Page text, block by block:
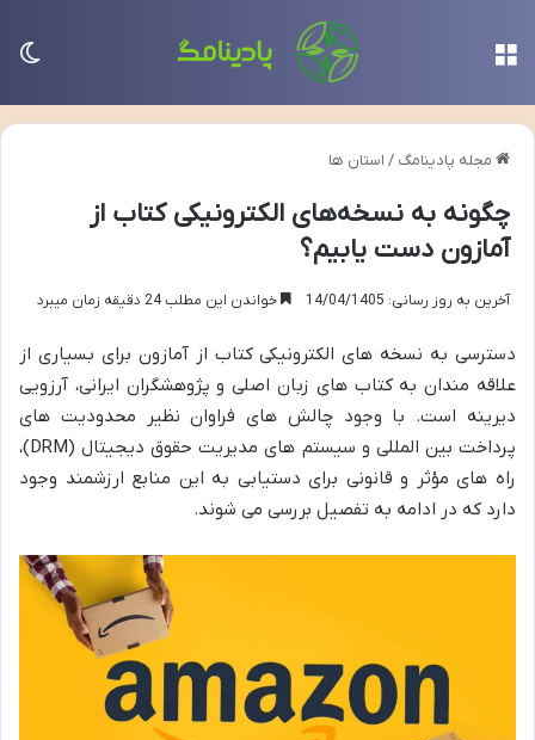
مجله پادینامگ / استان ها
چگونه به نسخه‌های الکترونیکی کتاب از
آمازون دست یابیم؟
آخرین به روز رسانی: 14/04/1405 خواندن این مطلب 24 دقیقه زمان میبرد
دسترسی به نسخه های الکترونیکی کتاب از آمازون برای بسیاری از
علاقه مندان به کتاب های زبان اصلی و پژوهشگران ایرانی، آرزویی
دیرینه است. با وجود چالش های فراوان نظیر محدودیت های
پرداخت بین المللی و سیستم های مدیریت حقوق دیجیتال (DRM)،
راه های مؤثر و قانونی برای دستیابی به این منابع ارزشمند وجود
دارد که در ادامه به تفصیل بررسی می شوند.